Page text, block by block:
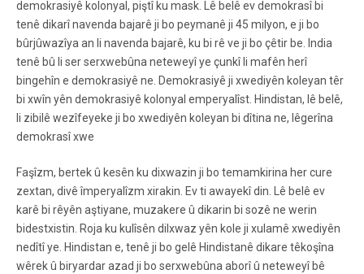
demokrasiyê kolonyal, piştî ku mask. Lê belê ev demokrasî bi
tenê dikarî navenda bajarê ji bo peymanê ji 45 milyon, e ji bo
bûrjûwazîya an li navenda bajarê, ku bi rê ve ji bo çêtir be. India
tenê bû li ser serxwebûna neteweyî ye çunkî li mafên herî
bingehîn e demokrasiyê ne. Demokrasiyê ji xwediyên koleyan têr
bi xwîn yên demokrasiyê kolonyal emperyalîst. Hindistan, lê belê,
li zibilê wezîfeyeke ji bo xwediyên koleyan bi dîtina ne, lêgerîna
demokrasî xwe
Faşîzm, bertek û kesên ku dixwazin ji bo temamkirina her cure
zextan, divê împeryalîzm xirakin. Ev ti awayekî din. Lê belê ev
karê bi rêyên aştiyane, muzakere û dikarin bi sozê ne werin
bidestxistin. Roja ku kulîsên dilxwaz yên kole ji xulamê xwediyên
nedîtî ye. Hindistan e, tenê ji bo gelê Hindistanê dikare têkoşîna
wêrek û biryardar azad ji bo serxwebûna aborî û neteweyî bê